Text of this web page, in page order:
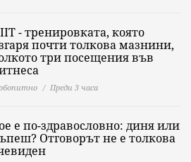
- тренировката, която
почти толкова мазнини,
три посещения във
Преди 3 часа
е по-здравословно: диня или
Отговорът не е толкова